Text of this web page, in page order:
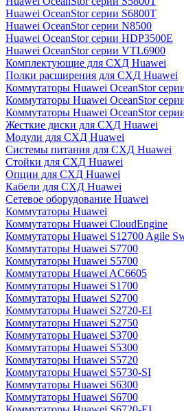
Huawei OceanStor серии S6800T
Huawei OceanStor серии N8500
Huawei OceanStor серии HDP3500E
Huawei OceanStor серии VTL6900
Комплектующие для СХД Huawei
Полки расширения для СХД Huawei
Коммутаторы Huawei OceanStor
Коммутаторы Huawei OceanStor
Коммутаторы Huawei OceanStor
Жесткие диски для СХД Huawei
Модули для СХД Huawei
Системы питания для СХД Huawei
Стойки для СХД Huawei
Опции для СХД Huawei
Кабели для СХД Huawei
Сетевое оборудование Huawei
Коммутаторы Huawei
Коммутаторы Huawei CloudEngine
Коммутаторы Huawei S12700 Agile
Коммутаторы Huawei S7700
Коммутаторы Huawei S5700
Коммутаторы Huawei AC6605
Коммутаторы Huawei S1700
Коммутаторы Huawei S2700
Коммутаторы Huawei S2720-EI
Коммутаторы Huawei S2750
Коммутаторы Huawei S3700
Коммутаторы Huawei S5300
Коммутаторы Huawei S5720
Коммутаторы Huawei S5730-SI
Коммутаторы Huawei S6300
Коммутаторы Huawei S6700